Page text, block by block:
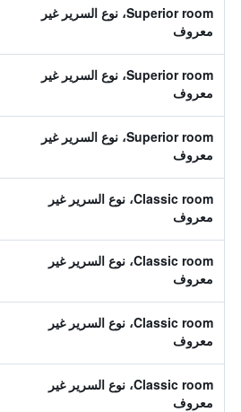
Superior room، نوع السرير غير
معروف
Superior room، نوع السرير غير
معروف
Superior room، نوع السرير غير
معروف
Classic room، نوع السرير غير
معروف
Classic room، نوع السرير غير
معروف
Classic room، نوع السرير غير
معروف
Classic room، نوع السرير غير
معروف